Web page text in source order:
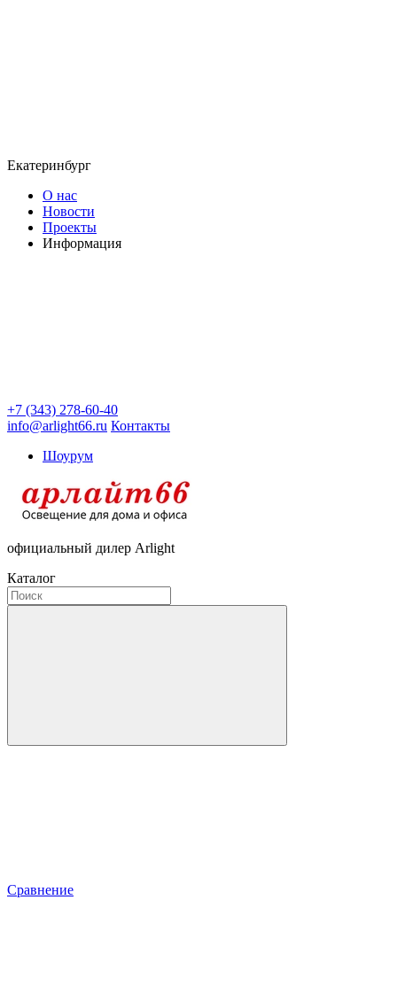
Екатеринбург
О нас
Новости
Проекты
Информация
+7 (343) 278-60-40
info@arlight66.ru Контакты
Шоурум
официальный дилер Arlight
Каталог
Сравнение